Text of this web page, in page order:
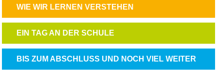
NAVIGATION
ÜBERSPRINGEN
WIE WIR LERNEN VERSTEHEN
NAVIGATION
ÜBERSPRINGEN
EIN TAG AN DER SCHULE
NAVIGATION
ÜBERSPRINGEN
BIS ZUM ABSCHLUSS UND NOCH VIEL WEITER